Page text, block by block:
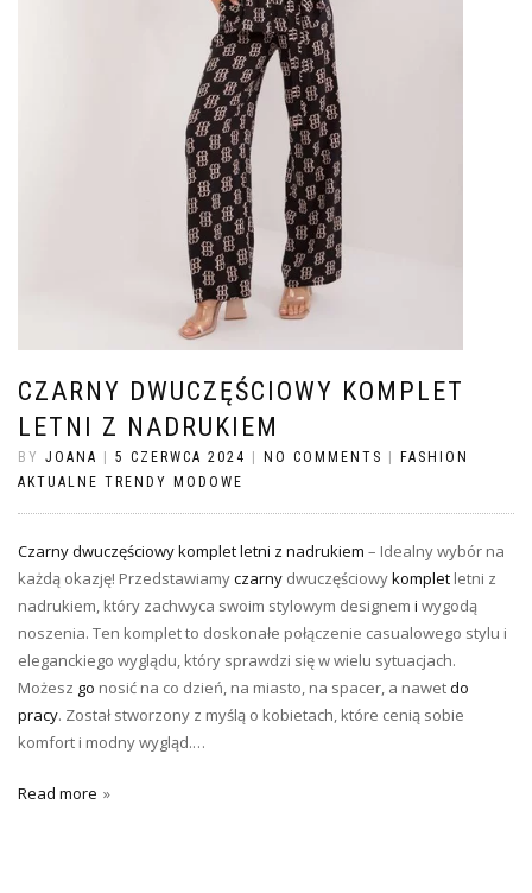
CZARNY DWUCZĘŚCIOWY KOMPLET
LETNI Z NADRUKIEM
BY JOANA 5 CZERWCA 2024 NO COMMENTS
FASHION
AKTUALNE TRENDY MODOWE
Czarny dwuczęściowy komplet letni z nadrukiem – Idealny wybór na
każdą okazję! Przedstawiamyczarny dwuczęściowykomplet letni z
nadrukiem, który zachwyca swoim stylowym designem i wygodą
noszenia. Ten komplet to doskonałe połączenie casualowego stylu i
eleganckiego wyglądu, który sprawdzi się w wielu sytuacjach.
Możesz go nosić na co dzień, na miasto, na spacer, a nawetdo
pracy. Został stworzony z myślą o kobietach, które cenią sobie
komfort i modny wygląd.…
Read more